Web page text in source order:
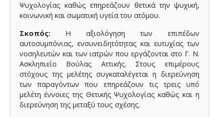
Ψυχολογίας καθώς επηρεάζουν θετικά την ψυχική,
κοινωνική και σωματική υγεία του ατόμου.
Σκοπός: H αξιολόγηση των επιπέδων
αυτοσυμπόνιας, ενσυνειδητότητας και ευτυχίας των
νοσηλευτών και των ιατρών που εργάζονται στο Γ. Ν.
Ασκληπιείο Βούλας Αττικής. Στους επιμέρους
στόχους της μελέτης συγκαταλέγεται η διερεύνηση
των παραγόντων που επηρεάζουν τις τρεις υπό
μελέτη έννοιες της Θετικής Ψυχολογίας καθώς και η
διερεύνηση της μεταξύ τους σχέσης.